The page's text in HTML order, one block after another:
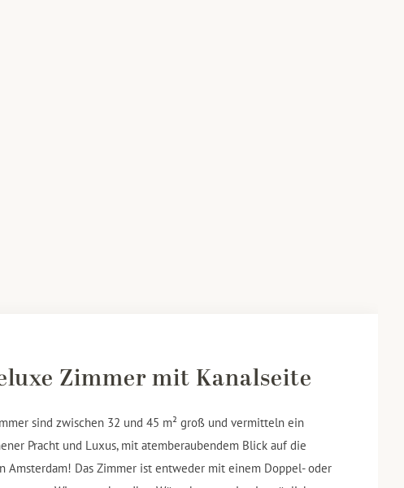
Zimmer mit Kanalseite
sind zwischen 32 und 45 m² groß und vermitteln ein
Pracht und Luxus, mit atemberaubendem Blick auf die
Amsterdam! Das Zimmer ist entweder mit einem Doppel- oder